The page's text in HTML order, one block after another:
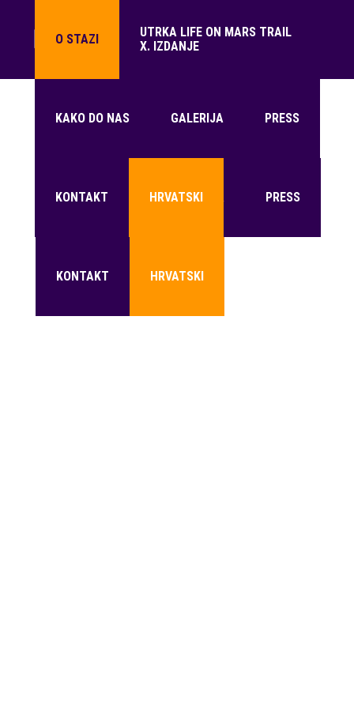
O STAZI
UTRKA LIFE ON MARS TRAIL
X. IZDANJE
KAKO DO NAS GALERIJA PRESS
KONTAKT HRVATSKI
O STAZI
UTRKA LIFE ON MARS TRAIL
X. IZDANJE
KAKO DO NAS GALERIJA PRESS
KONTAKT HRVATSKI